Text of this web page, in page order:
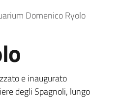
Domenico Ryolo
e inaugurato
degli Spagnoli, lungo